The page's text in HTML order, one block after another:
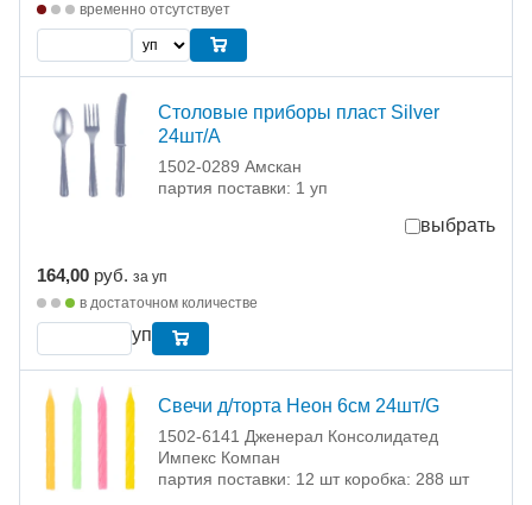
временно отсутствует
Столовые приборы пласт Silver
24шт/A
1502-0289 Амскан
партия поставки: 1 уп
выбрать
164,00 руб. за уп
в достаточном количестве
уп
Свечи д/торта Неон 6см 24шт/G
1502-6141 Дженерал Консолидатед
Импекс Компан
партия поставки: 12 шт коробка: 288 шт